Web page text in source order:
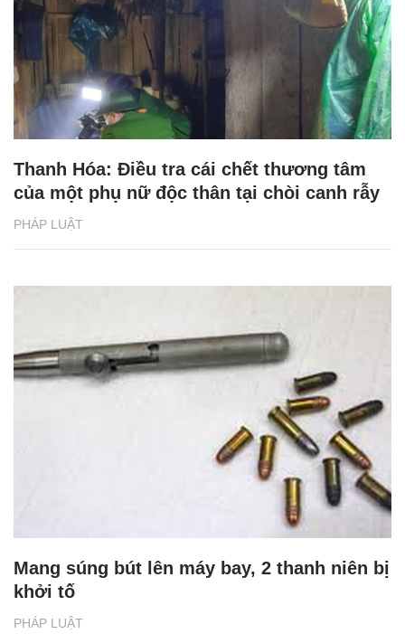
PHÁP LUẬT
Thanh Hóa: Điều tra cái chết thương tâm
của một phụ nữ độc thân tại chòi canh rẫy
PHÁP LUẬT
Mang súng bút lên máy bay, 2 thanh niên bị
khởi tố